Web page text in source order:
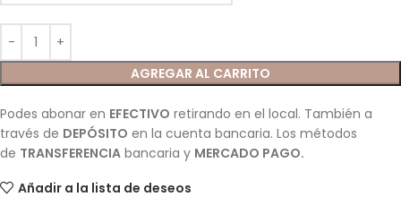
AGREGAR AL CARRITO
Podes abonar en EFECTIVO retirando en el local. También a
través de DEPÓSITO en la cuenta bancaria. Los métodos
de TRANSFERENCIA bancaria y MERCADO PAGO.
Añadir a la lista de deseos